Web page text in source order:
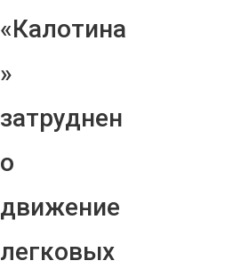
«Калотина
»
затруднен
о
движение
легковых